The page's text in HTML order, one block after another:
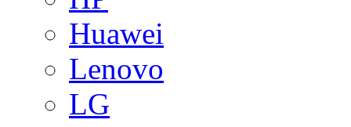
Huawei
Lenovo
LG